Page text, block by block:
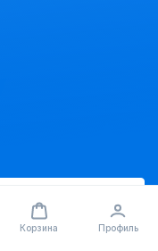
Корзина Профиль